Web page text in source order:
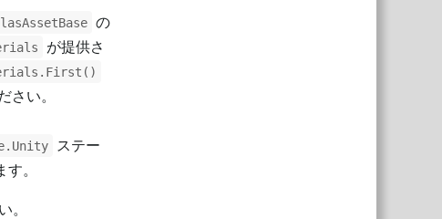
の
が提供さ
さい。
ステー
。
。